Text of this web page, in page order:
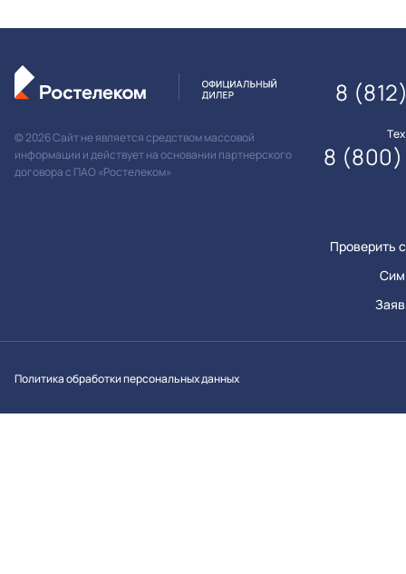
© 2026 Сайт не является средством массовой
информации и действует на основании партнерского
договора с ПАО «Ростелеком»
Проверить
8
8
Политика обработки персональных данных